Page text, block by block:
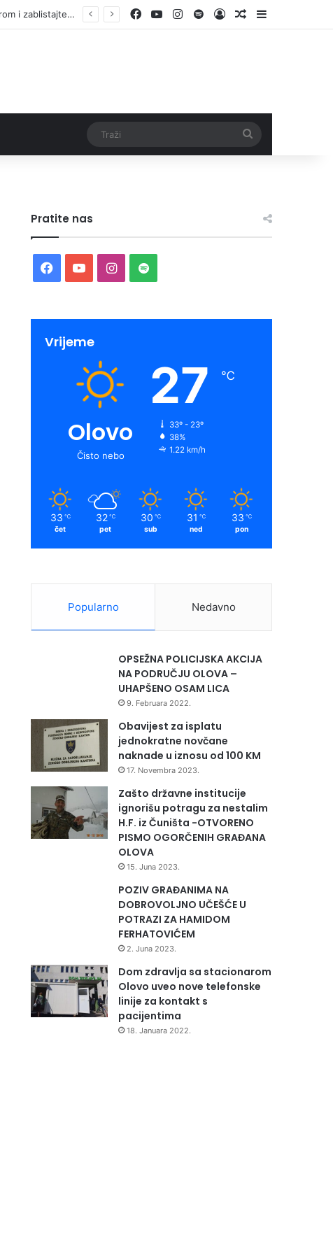
Otvorene prijave za Bingo Festival Fits: Odaberite outfit s omiljenim influencerom i zablistajte na Crvenom tepihu Sarajevo Film Festivala Facebook
YouTubeInstagram
SpotifyLog InRandom Article
Sidebar
Pratite nas
Facebook
YouTubeInstagram
Spotify
Vrijeme
Olovo
Čisto nebo
27 ℃
33º - 23º
38%
1.22 km/h
33 ℃
čet
32 ℃
pet
30 ℃
sub
31 ℃
ned
33 ℃
pon
Popularno Nedavno
OPSEŽNA POLICIJSKA AKCIJA
NA PODRUČJU OLOVA –
UHAPŠENO OSAM LICA
9. Februara 2022.
Obavijest za isplatu
jednokratne novčane
naknade u iznosu od 100 KM
17. Novembra 2023.
Zašto državne institucije
ignorišu potragu za nestalim
H.F. iz Čuništa -OTVORENO
PISMO OGORČENIH GRAĐANA
OLOVA
15. Juna 2023.
POZIV GRAĐANIMA NA
DOBROVOLJNO UČEŠĆE U
POTRAZI ZA HAMIDOM
FERHATOVIĆEM
2. Juna 2023.
Dom zdravlja sa stacionarom
Olovo uveo nove telefonske
linije za kontakt s
pacijentima
18. Januara 2022.